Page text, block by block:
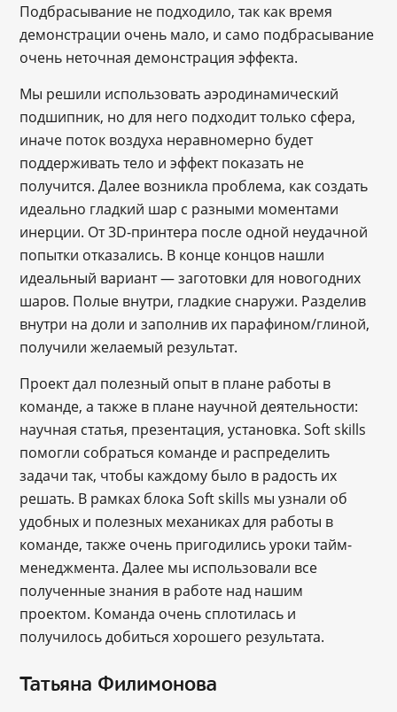
Подбрасывание не подходило, так как время
демонстрации очень мало, и само подбрасывание
очень неточная демонстрация эффекта.
Мы решили использовать аэродинамический
подшипник, но для него подходит только сфера,
иначе поток воздуха неравномерно будет
поддерживать тело и эффект показать не
получится. Далее возникла проблема, как создать
идеально гладкий шар с разными моментами
инерции. От 3D-принтера после одной неудачной
попытки отказались. В конце концов нашли
идеальный вариант ― заготовки для новогодних
шаров. Полые внутри, гладкие снаружи. Разделив
внутри на доли и заполнив их парафином/глиной,
получили желаемый результат.
Проект дал полезный опыт в плане работы в
команде, а также в плане научной деятельности:
научная статья, презентация, установка. Soft skills
помогли собраться команде и распределить
задачи так, чтобы каждому было в радость их
решать. В рамках блока Soft skills мы узнали об
удобных и полезных механиках для работы в
команде, также очень пригодились уроки тайм-
менеджмента. Далее мы использовали все
полученные знания в работе над нашим
проектом. Команда очень сплотилась и
получилось добиться хорошего результата.
Татьяна Филимонова